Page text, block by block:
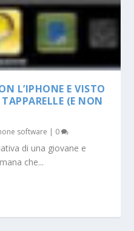
L’IPHONE E VISTO
(E NON
software | 0
di una giovane e
che...